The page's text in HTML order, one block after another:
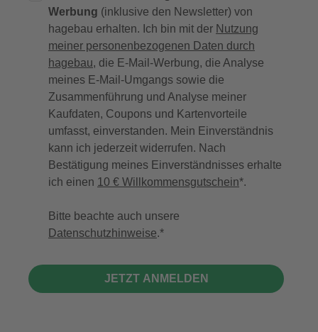
Werbung (inklusive den Newsletter) von
hagebau erhalten. Ich bin mit der Nutzung
meiner personenbezogenen Daten durch
hagebau, die E-Mail-Werbung, die Analyse
meines E-Mail-Umgangs sowie die
Zusammenführung und Analyse meiner
Kaufdaten, Coupons und Kartenvorteile
umfasst, einverstanden. Mein Einverständnis
kann ich jederzeit widerrufen. Nach
Bestätigung meines Einverständnisses erhalte
ich einen 10 € Willkommensgutschein*.
Bitte beachte auch unsere
Datenschutzhinweise.
JETZT ANMELDEN